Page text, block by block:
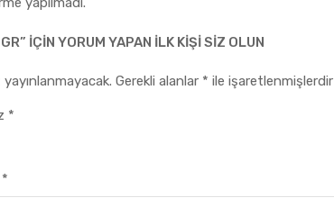
IÇIN YORUM YAPAN ILK KIŞI SIZ OLUN
Gerekli alanlar * ile işaretlenmişlerdir
*
*